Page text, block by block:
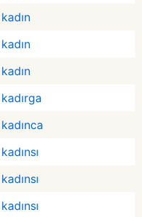
kadın
kadın
kadın
kadırga
kadınca
kadınsı
kadınsı
kadınsı